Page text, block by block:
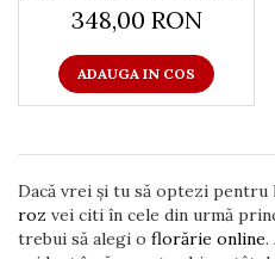
348,00 RON
ADAUGA IN COS
Dacă vrei și tu să optezi
roz vei citi în cele din urmă
trebui să alegi o florărie online.